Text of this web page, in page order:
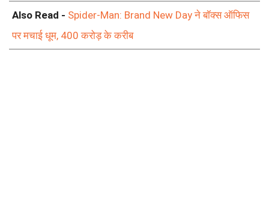
Also Read - Spider-Man: Brand New Day ने बॉक्स ऑफिस
पर मचाई धूम, 400 करोड़ के करीब